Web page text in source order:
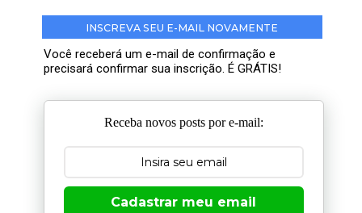
INSCREVA SEU E-MAIL NOVAMENTE
Você receberá um e-mail de confirmação e
precisará confirmar sua inscrição. É GRÁTIS!
Receba novos posts por e-mail:
Cadastrar meu email